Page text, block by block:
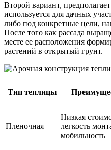
Второй вариант,
используется для дачных
либо под конкретные цели,
После того как рассада
месте ее расположения
растений в открытый грунт.
Тип теплицы
Пленочная
Низкая
легкость
мобильность